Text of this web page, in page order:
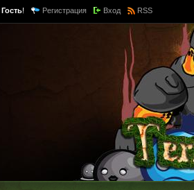
Гость! Регистрация Вход RSS